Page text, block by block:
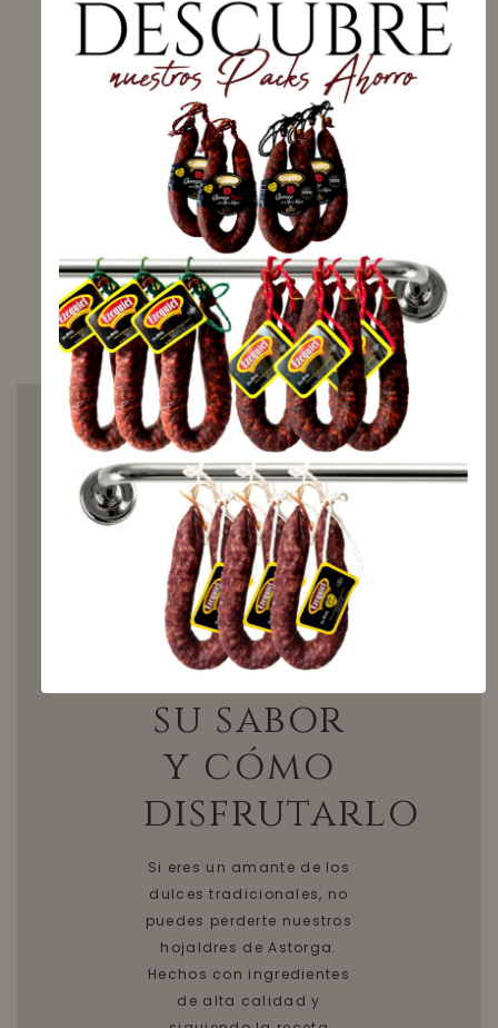
Chocolate, 109–110,
Polígono Ind. de Astorga
(24700, León)
Peso neto: 700 g
Precio: 9,93 €/kg
DISPONIBLE
Recíbelo entre el
miércoles, 12 agosto
y elmartes, 18
agosto
Hojaldres
de
Astorga:
Descubre
su sabor
y cómo
disfrutarlo
Si eres un amante de los
dulces tradicionales, no
puedes perderte nuestros
hojaldres de Astorga.
Hechos con ingredientes
de alta calidad y